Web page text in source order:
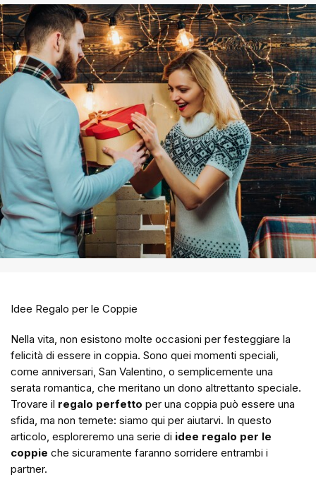
Idee Regalo per le Coppie
Nella vita, non esistono molte occasioni per festeggiare la
felicità di essere in coppia. Sono quei momenti speciali,
come anniversari, San Valentino, o semplicemente una
serata romantica, che meritano un dono altrettanto speciale.
Trovare il regalo perfetto per una coppia può essere una
sfida, ma non temete: siamo qui per aiutarvi. In questo
articolo, esploreremo una serie di idee regalo per le
coppie che sicuramente faranno sorridere entrambi i
partner.